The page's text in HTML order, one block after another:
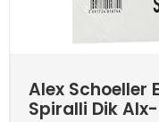
Alex Schoeller
Spiralli Dik